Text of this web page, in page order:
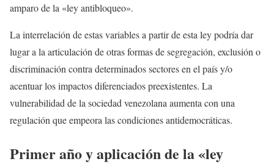
amparo de la «ley antibloqueo».
La interrelación de estas variables a partir de esta ley podría dar
lugar a la articulación de otras formas de segregación, exclusión o
discriminación contra determinados sectores en el país y/o
acentuar los impactos diferenciados preexistentes. La
vulnerabilidad de la sociedad venezolana aumenta con una
regulación que empeora las condiciones antidemocráticas.
Primer año y aplicación de la«ley